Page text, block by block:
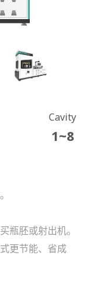
Cavity
1~8
瓶胚或射出机。
更节能、省成